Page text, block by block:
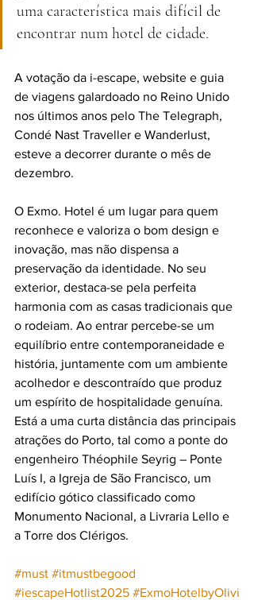
uma característica mais difícil de
encontrar num hotel de cidade.
A votação da i-escape, website e guia
de viagens galardoado no Reino Unido
nos últimos anos pelo The Telegraph,
Condé Nast Traveller e Wanderlust,
esteve a decorrer durante o mês de
dezembro.
O Exmo. Hotel é um lugar para quem
reconhece e valoriza o bom design e
inovação, mas não dispensa a
preservação da identidade. No seu
exterior, destaca-se pela perfeita
harmonia com as casas tradicionais que
o rodeiam. Ao entrar percebe-se um
equilíbrio entre contemporaneidade e
história, juntamente com um ambiente
acolhedor e descontraído que produz
um espírito de hospitalidade genuína.
Está a uma curta distância das principais
atrações do Porto, tal como a ponte do
engenheiro Théophile Seyrig – Ponte
Luís I, a Igreja de São Francisco, um
edifício gótico classificado como
Monumento Nacional, a Livraria Lello e
a Torre dos Clérigos.
#must #itmustbegood
#iescapeHotlist2025 #ExmoHotelbyOlivi